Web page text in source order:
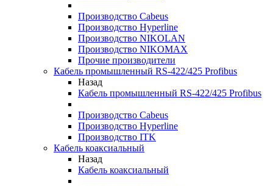
Производство Cabeus
Производство Hyperline
Производство NIKOLAN
Производство NIKOMAX
Прочие производители
Кабель промышленный RS-422/425 Profibus
Назад
Кабель промышленный RS-422/425 Profibus
Производство Cabeus
Производство Hyperline
Производство ITK
Кабель коаксиальный
Назад
Кабель коаксиальный